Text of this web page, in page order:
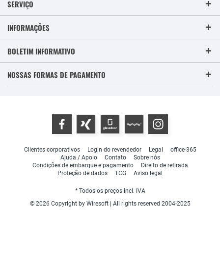
SERVIÇO
INFORMAÇÕES
BOLETIM INFORMATIVO
NOSSAS FORMAS DE PAGAMENTO
Clientes corporativos Login do revendedor Legal
office-365
Ajuda / Apoio
Contato
Sobre nós
Condições de embarque e pagamento
Direito de retirada
Proteção de dados
TCG Aviso legal
* Todos os preços incl. IVA
© 2026 Copyright by Wiresoft | All rights reserved 2004-2025